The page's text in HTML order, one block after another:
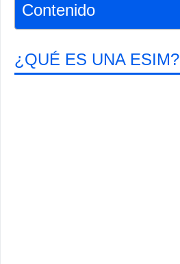
Contenido
¿QUÉ ES UNA ESIM?